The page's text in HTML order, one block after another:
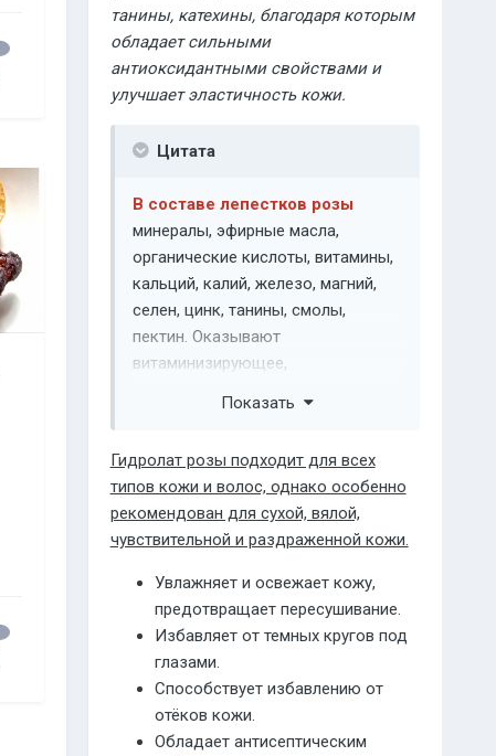
танины, катехины, благодаря которым
обладает сильными
антиоксидантными свойствами и
улучшает эластичность кожи.
Цитата
В составе лепестков розы
минералы, эфирные масла,
органические кислоты, витамины,
кальций, калий, железо, магний,
селен, цинк, танины, смолы,
пектин. Оказывают
витаминизирующее,
коллагена.
Показать
Гидролат розы подходит для всех
типов кожи и волос, однако особенно
рекомендован для сухой, вялой,
чувствительной и раздраженной кожи.
Увлажняет и освежает кожу,
предотвращает пересушивание.
Избавляет от темных кругов под
глазами.
Способствует избавлению от
отёков кожи.
Обладает антисептическим